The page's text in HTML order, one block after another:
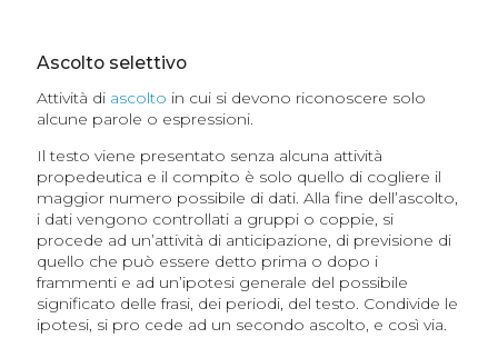
Ascolto selettivo
Attività di ascolto in cui si devono riconoscere solo
alcune parole o espressioni.
Il testo viene presentato senza alcuna attività
propedeutica e il compito è solo quello di cogliere il
maggior numero possibile di dati. Alla fine dell’ascolto,
i dati vengono controllati a gruppi o coppie, si
procede ad un’attività di anticipazione, di previsione di
quello che può essere detto prima o dopo i
frammenti e ad un’ipotesi generale del possibile
significato delle frasi, dei periodi, del testo. Condivide le
ipotesi, si pro cede ad un secondo ascolto, e così via.